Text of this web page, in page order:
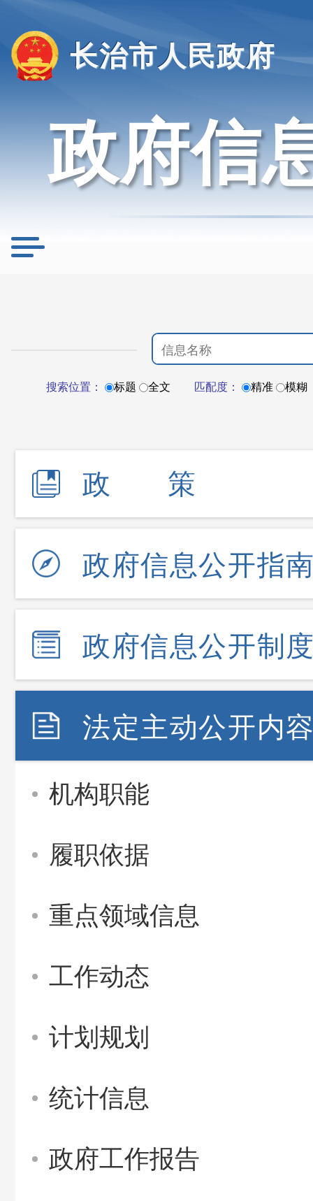
长治市人民政府
政府信
搜索位置： 标题 全文 匹配度： 精准 模糊
政策
政府信息公开指
政府信息公开制
法定主动公开内
机构职能
履职依据
重点领域信息
工作动态
计划规划
统计信息
政府工作报告